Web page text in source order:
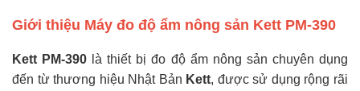
Giới thiệu Máy đo độ ẩm nông sản Kett PM-390
Kett PM-390 là thiết bị đo độ ẩm nông sản chuyên dụng
đến từ thương hiệu Nhật Bản Kett, được sử dụng rộng rãi